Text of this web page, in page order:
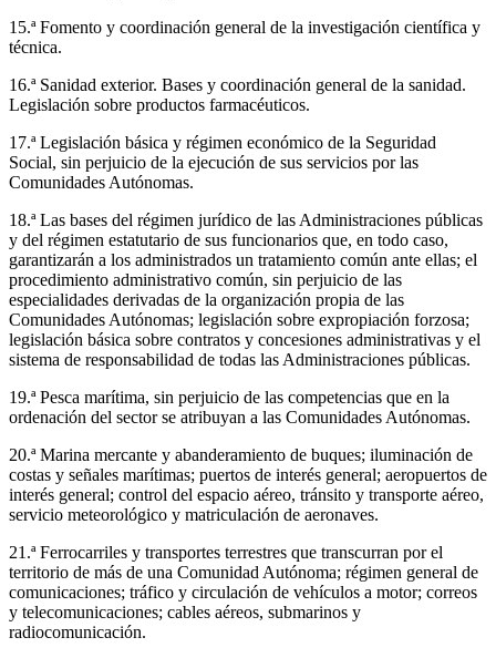
15.ª Fomento y coordinación general de la investigación científica y
técnica.
16.ª Sanidad exterior. Bases y coordinación general de la sanidad.
Legislación sobre productos farmacéuticos.
17.ª Legislación básica y régimen económico de la Seguridad
Social, sin perjuicio de la ejecución de sus servicios por las
Comunidades Autónomas.
18.ª Las bases del régimen jurídico de las Administraciones públicas
y del régimen estatutario de sus funcionarios que, en todo caso,
garantizarán a los administrados un tratamiento común ante ellas; el
procedimiento administrativo común, sin perjuicio de las
especialidades derivadas de la organización propia de las
Comunidades Autónomas; legislación sobre expropiación forzosa;
legislación básica sobre contratos y concesiones administrativas y el
sistema de responsabilidad de todas las Administraciones públicas.
19.ª Pesca marítima, sin perjuicio de las competencias que en la
ordenación del sector se atribuyan a las Comunidades Autónomas.
20.ª Marina mercante y abanderamiento de buques; iluminación de
costas y señales marítimas; puertos de interés general; aeropuertos de
interés general; control del espacio aéreo, tránsito y transporte aéreo,
servicio meteorológico y matriculación de aeronaves.
21.ª Ferrocarriles y transportes terrestres que transcurran por el
territorio de más de una Comunidad Autónoma; régimen general de
comunicaciones; tráfico y circulación de vehículos a motor; correos
y telecomunicaciones; cables aéreos, submarinos y
radiocomunicación.